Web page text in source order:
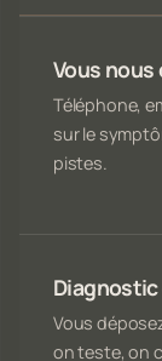
Vous
Téléphone,
sur le
pistes.
Vous
on teste, on